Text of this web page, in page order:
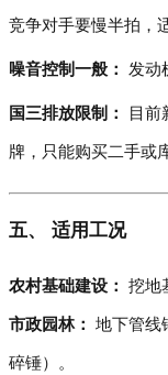
竞争对手要慢半拍，
噪音控制一般： 发动
国三排放限制： 目前
牌，只能购买二手或
五、 适用工况
农村基础建设： 挖地
市政园林： 地下管线
碎锤）。